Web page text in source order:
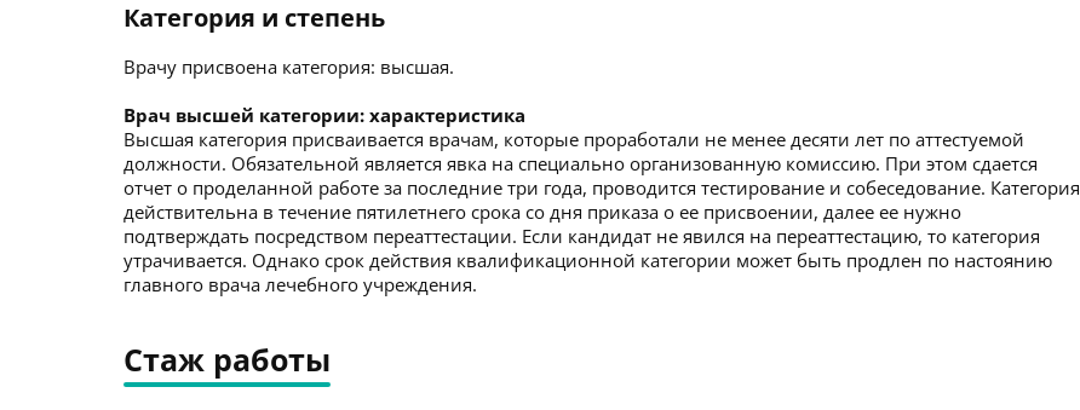
Категория и степень
Врачу присвоена категория: высшая.
Врач высшей категории: характеристика
Высшая категория присваивается врачам, которые проработали не менее десяти лет по аттестуемой
должности. Обязательной является явка на специально организованную комиссию. При этом сдается
отчет о проделанной работе за последние три года, проводится тестирование и собеседование. Категория
действительна в течение пятилетнего срока со дня приказа о ее присвоении, далее ее нужно
подтверждать посредством переаттестации. Если кандидат не явился на переаттестацию, то категория
утрачивается. Однако срок действия квалификационной категории может быть продлен по настоянию
главного врача лечебного учреждения.
Стаж работы